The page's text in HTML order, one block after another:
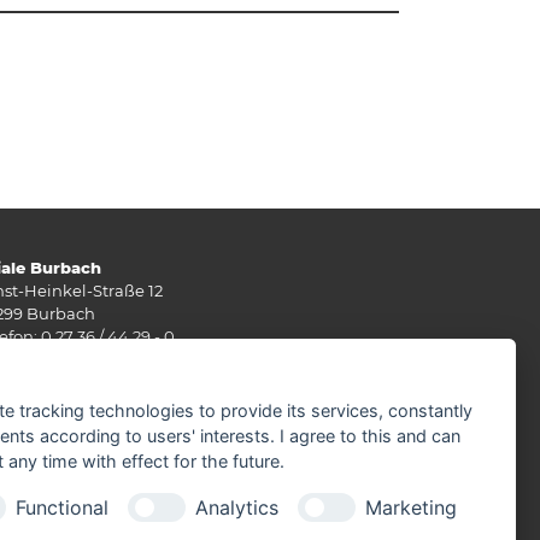
Burbach
Heinkel-Straße 12
Burbach
0 27 36 / 44 29 - 0
- September
- Freitag 07.30 - 17.30 Uhr
07.30 - 12.00 Uhr
- Februar
tracking technologies to provide its services, constantly
according to users' interests. I agree to this and can
any time with effect for the future.
Functional Analytics Marketing